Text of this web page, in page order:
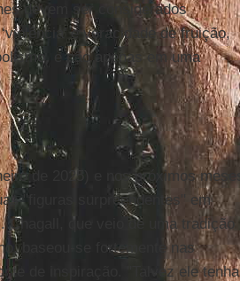
devem ser considerados
e voracidade de fruição,
e não apenas em uma
de 2025) e nos próximos meses
"figuras surpreendentes" em
. Chagall, que veio de uma tradição
baseou-se fortemente nas
de inspiração. "Talvez ele tenha